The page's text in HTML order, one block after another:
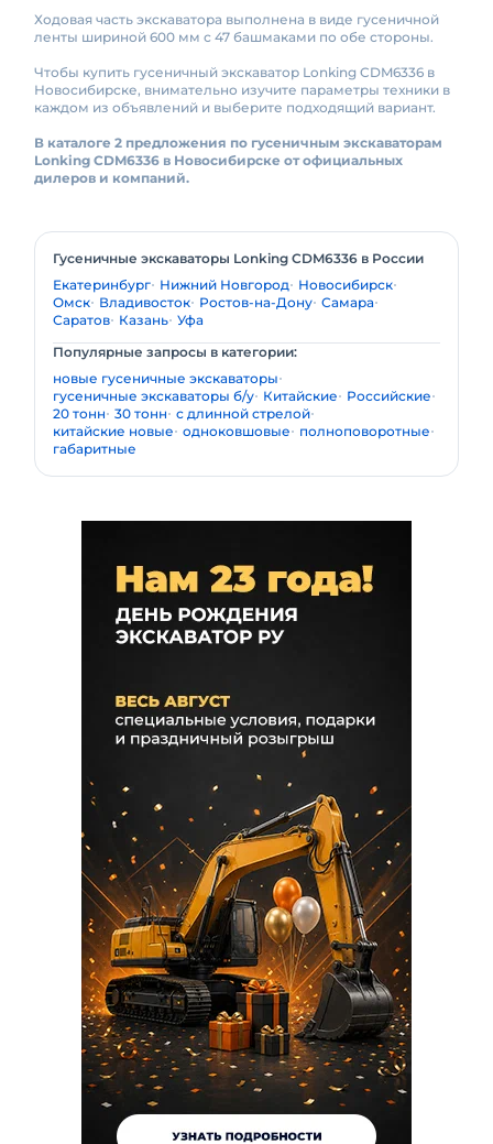
Ходовая часть экскаватора выполнена в виде гусеничной
ленты шириной 600 мм с 47 башмаками по обе стороны.
Чтобы купить гусеничный экскаватор Lonking CDM6336 в
Новосибирске, внимательно изучите параметры техники в
каждом из объявлений и выберите подходящий вариант.
В каталоге 2 предложения по гусеничным экскаваторам
Lonking CDM6336 в Новосибирске от официальных
дилеров и компаний.
Гусеничные экскаваторы Lonking CDM6336 в России
Екатеринбург Нижний Новгород Новосибирск
Омск Владивосток Ростов-на-Дону Самара
Саратов Казань Уфа
Популярные запросы в категории:
новые гусеничные экскаваторы
гусеничные экскаваторы б/у Китайские
Российские
20 тонн 30 тонн с длинной стрелой
китайские новые одноковшовые
полноповоротные
габаритные